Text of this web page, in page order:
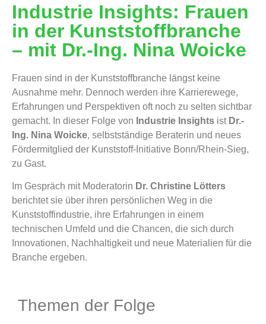
Industrie Insights: Frauen
in der Kunststoffbranche
– mit Dr.-Ing. Nina Woicke
Frauen sind in der Kunststoffbranche längst keine
Ausnahme mehr. Dennoch werden ihre Karrierewege,
Erfahrungen und Perspektiven oft noch zu selten sichtbar
gemacht. In dieser Folge von Industrie Insights ist Dr.-
Ing. Nina Woicke, selbstständige Beraterin und neues
Fördermitglied der Kunststoff-Initiative Bonn/Rhein-Sieg,
zu Gast.
Im Gespräch mit Moderatorin Dr. Christine Lötters
berichtet sie über ihren persönlichen Weg in die
Kunststoffindustrie, ihre Erfahrungen in einem
technischen Umfeld und die Chancen, die sich durch
Innovationen, Nachhaltigkeit und neue Materialien für die
Branche ergeben.
Themen der Folge